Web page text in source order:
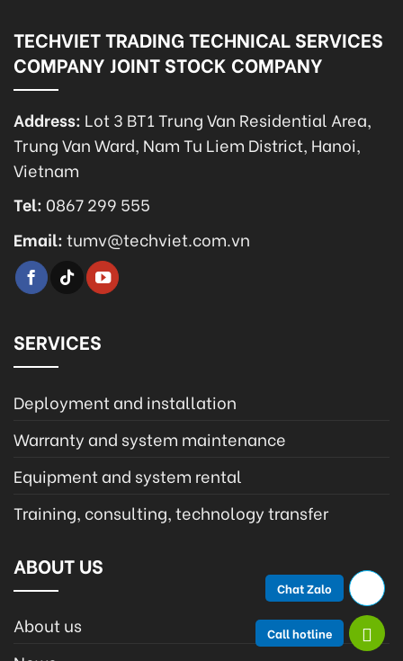
TECHVIET TRADING TECHNICAL SERVICES
COMPANY JOINT STOCK COMPANY
Address: Lot 3 BT1 Trung Van Residential Area,
Trung Van Ward, Nam Tu Liem District, Hanoi,
Vietnam
Tel: 0867 299 555
Email:tumv@techviet.com.vn
SERVICES
Deployment and installation
Warranty and system maintenance
Equipment and system rental
Training, consulting, technology transfer
ABOUT US
About us
Chat Zalo
Call hotline